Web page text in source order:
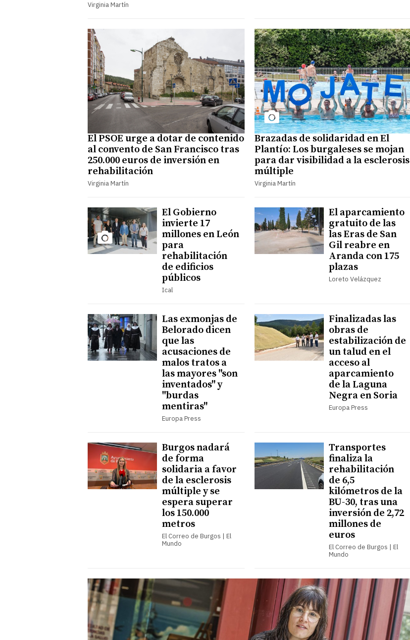
Virginia Martín
El PSOE urge a dotar de contenido
al convento de San Francisco tras
250.000 euros de inversión en
rehabilitación
Virginia Martín
Brazadas de solidaridad en El
Plantío: Los burgaleses se mojan
para dar visibilidad a la esclerosis
múltiple
Virginia Martín
El Gobierno
invierte 17
millones en León
para
rehabilitación
de edificios
públicos
Ical
El aparcamiento
gratuito de las
las Eras de San
Gil reabre en
Aranda con 175
plazas
Loreto Velázquez
Las exmonjas de
Belorado dicen
que las
acusaciones de
malos tratos a
las mayores "son
inventados" y
"burdas
mentiras"
Europa Press
Finalizadas las
obras de
estabilización de
un talud en el
acceso al
aparcamiento
de la Laguna
Negra en Soria
Europa Press
Burgos nadará
de forma
solidaria a favor
de la esclerosis
múltiple y se
espera superar
los 150.000
metros
El Correo de Burgos | El
Mundo
Transportes
finaliza la
rehabilitación
de 6,5
kilómetros de la
BU-30, tras una
inversión de 2,72
millones de
euros
El Correo de Burgos | El
Mundo